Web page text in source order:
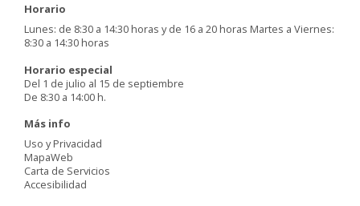
Horario
Lunes: de 8:30 a 14:30 horas y de 16 a 20 horas Martes a Viernes:
8:30 a 14:30 horas
Horario especial
Del 1 de julio al 15 de septiembre
De 8:30 a 14:00 h.
Más info
Uso y Privacidad
MapaWeb
Carta de Servicios
Accesibilidad